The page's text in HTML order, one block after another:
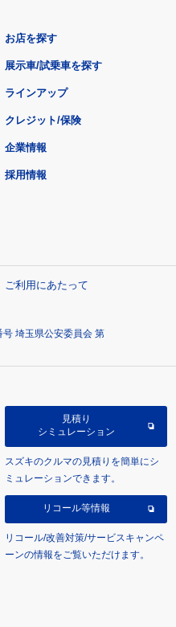
お店を探す
展示車/試乗車を探す
ラインアップ
クレジット/保険
企業情報
採用情報
ご利用にあたって
埼玉県公安委員会 第
見積り
シミュレーション
スズキのクルマの見積りを簡単にシ
ミュレーションできます。
リコール等情報
リコール/改善対策/サービスキャンペ
ーンの情報をご覧いただけます。